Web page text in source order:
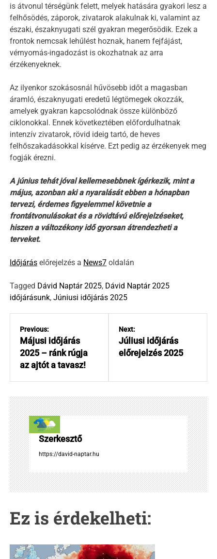
is átvonul térségünk felett, melyek hatására gyakori lesz a
felhősödés, záporok, zivatarok alakulnak ki, valamint az
északi, északnyugati szél gyakran megerősödik. Ezek a
frontok nemcsak lehűlést hoznak, hanem fejfájást,
vérnyomás-ingadozást is okozhatnak az arra
érzékenyeknek.
Az ilyenkor szokásosnál hűvösebb időt a magasban
áramló, északnyugati eredetű légtömegek okozzák,
amelyek gyakran kapcsolódnak össze különböző
ciklonokkal. Ennek következtében előfordulhatnak
intenzív zivatarok, rövid ideig tartó, de heves
felhőszakadásokkal kísérve. Ezt pedig az érzékenyek meg
fogják érezni.
A június tehát jóval kellemesebbnek ígérkezik, mint a
május, azonban aki a nyaralását ebben a hónapban
tervezi, érdemes figyelemmel követnie a
frontátvonulásokat és a rövidtávú előrejelzéseket,
hiszen a változékony idő gyorsan átrendezheti a
terveket.
Időjárás előrejelzés a News7 oldalán
Tagged Dávid Naptár 2025, Dávid Naptár 2025
időjárásunk, Júniusi időjárás 2025
B
é
s
n
a
v
i
g
á
c
ó
Previous:
Májusi időjárás
2025 – ránk rúgja
az ajtót a tavasz!
Next:
Júliusi időjárás
előrejelzés 2025
Szerkesztő
https://david-naptar.hu
Ez is érdekelheti: